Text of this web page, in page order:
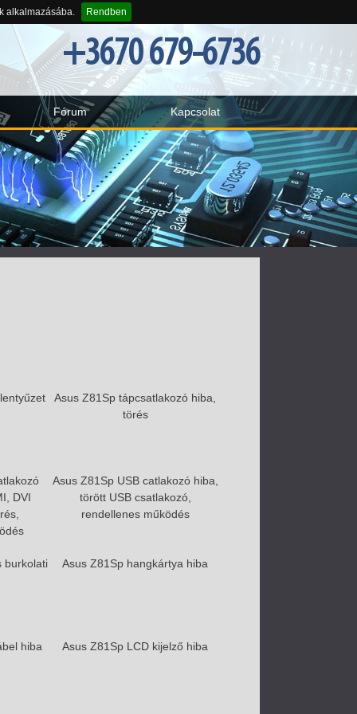
alkalmazásába. Rendben
+3670 679-6736
Fórum Kapcsolat
Asus Z81Sp tápcsatlakozó hiba,
törés
DVI
Asus Z81Sp USB catlakozó hiba,
törött USB csatlakozó,
rendellenes működés
burkolati
Asus Z81Sp hangkártya hiba
hiba Asus Z81Sp LCD kijelző hiba